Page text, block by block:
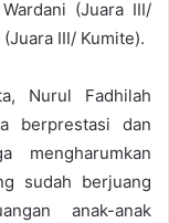
(Juara III/
III/ Kumite).
Nurul Fadhilah
berprestasi dan
mengharumkan
sudah berjuang
anak-anak